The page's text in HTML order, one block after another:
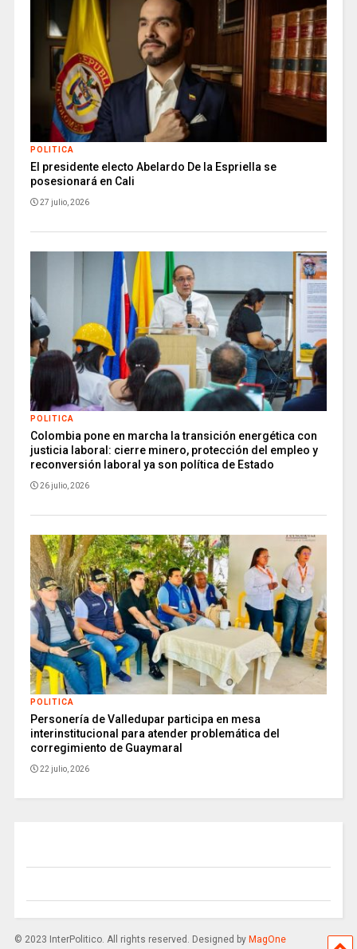
POLITICA
El presidente electo Abelardo De la Espriella se
posesionará en Cali
27 julio, 2026
POLITICA
Colombia pone en marcha la transición energética con
justicia laboral: cierre minero, protección del empleo y
reconversión laboral ya son política de Estado
26 julio, 2026
POLITICA
Personería de Valledupar participa en mesa
interinstitucional para atender problemática del
corregimiento de Guaymaral
22 julio, 2026
© 2023 InterPolitico. All rights reserved. Designed by MagOne